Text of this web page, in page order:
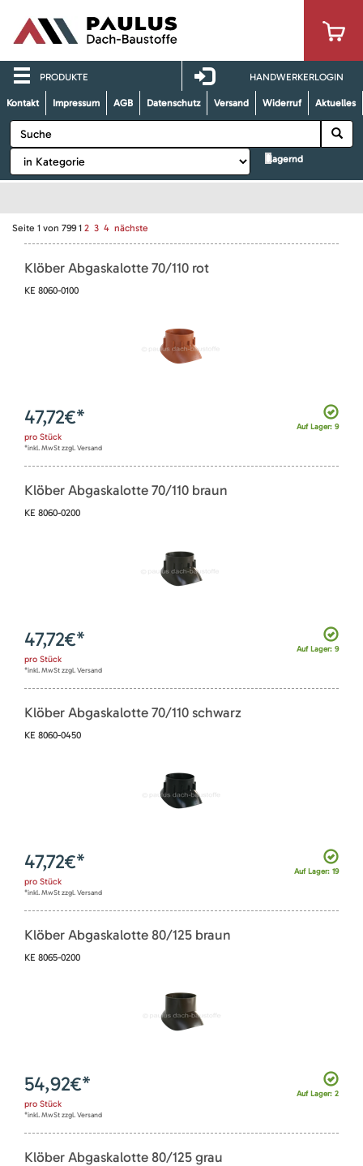
PRODUKTE HANDWERKERLOGIN
Kontakt Impressum AGB Datenschutz Versand Widerruf Aktuelles
lagernd
Seite 1 von 799 1 2 3 4 nächste
Klöber Abgaskalotte 70/110 rot
KE 8060-0100
Auf Lager: 9
47,72€*
pro Stück
*inkl. MwSt zzgl. Versand
Klöber Abgaskalotte 70/110 braun
KE 8060-0200
Auf Lager: 9
47,72€*
pro Stück
*inkl. MwSt zzgl. Versand
Klöber Abgaskalotte 70/110 schwarz
KE 8060-0450
Auf Lager: 19
47,72€*
pro Stück
*inkl. MwSt zzgl. Versand
Klöber Abgaskalotte 80/125 braun
KE 8065-0200
Auf Lager: 2
54,92€*
pro Stück
*inkl. MwSt zzgl. Versand
Klöber Abgaskalotte 80/125 grau